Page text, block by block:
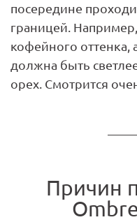
посередине
границей.
кофейного оттенка,
должна быть
орех. Смотрится
Причин